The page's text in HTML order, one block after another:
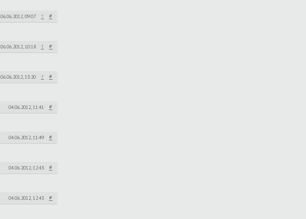
06.06.2012, 09:07 ↑ #
06.06.2012, 10:18 ↑ #
06.06.2012, 13:20 ↑ #
04.06.2012, 11:41 #
04.06.2012, 11:49 #
04.06.2012, 12:43 #
04.06.2012, 12:43 #